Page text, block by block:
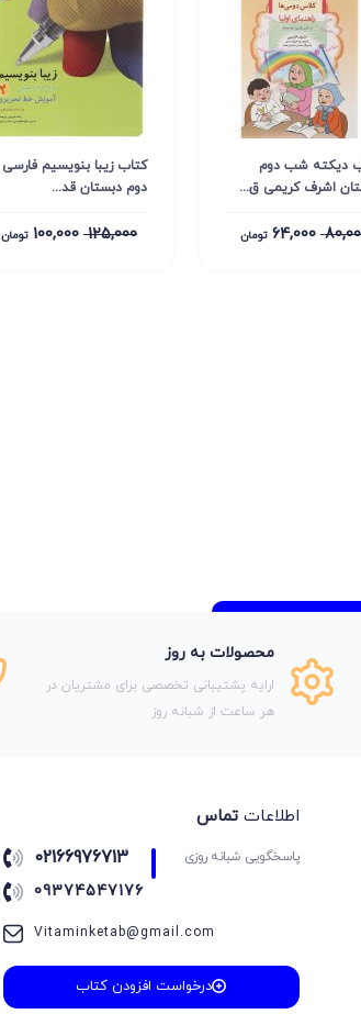
دیکته شب دوم
اشرف کریمی ق...
64,000 تومان
کتاب زیبا بنویسیم فارسی
دوم دبستان قد...
125,000
100,000 تومان
محصولات به روز
ارایه پشتیبانی تخصصی برای مشتریان در
هر ساعت از شبانه روز
اطلاعات تماس
پاسخگویی شبانه روزی 02166976713
09374547176
Vitaminketab@gmail.com
درخواست افزودن کتاب